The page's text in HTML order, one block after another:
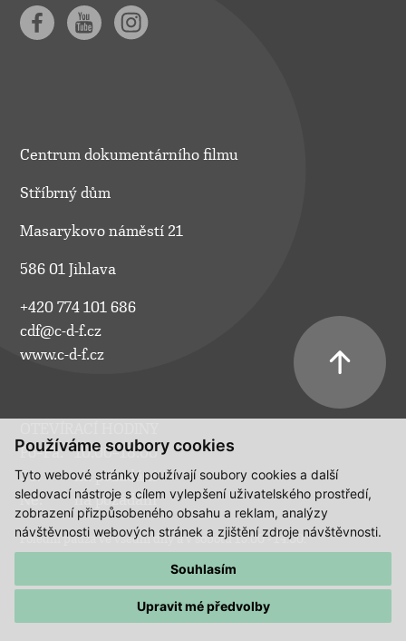
Používáme soubory cookies
Tyto webové stránky používají soubory cookies a další
sledovací nástroje s cílem vylepšení uživatelského prostředí,
zobrazení přizpůsobeného obsahu a reklam, analýzy
návštěvnosti webových stránek a zjištění zdroje návštěvnosti.
Souhlasím
Upravit mé předvolby
Centrum dokumentárního filmu
Stříbrný dům
Masarykovo náměstí 21
586 01 Jihlava
+420 774 101 686
cdf@c-d-f.cz
www.c-d-f.cz
Po–Pá:
10.00–18.00
So:
na požádání
Ne:
na požádání
Polední pauza ve všední dny a v sobotu 13:00 - 14:00.